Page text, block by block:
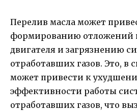
Перелив масла может
формированию отложений
двигателя и загрязнению
отработавших газов. Это, в
может привести к
эффективности работы
отработавших газов, что